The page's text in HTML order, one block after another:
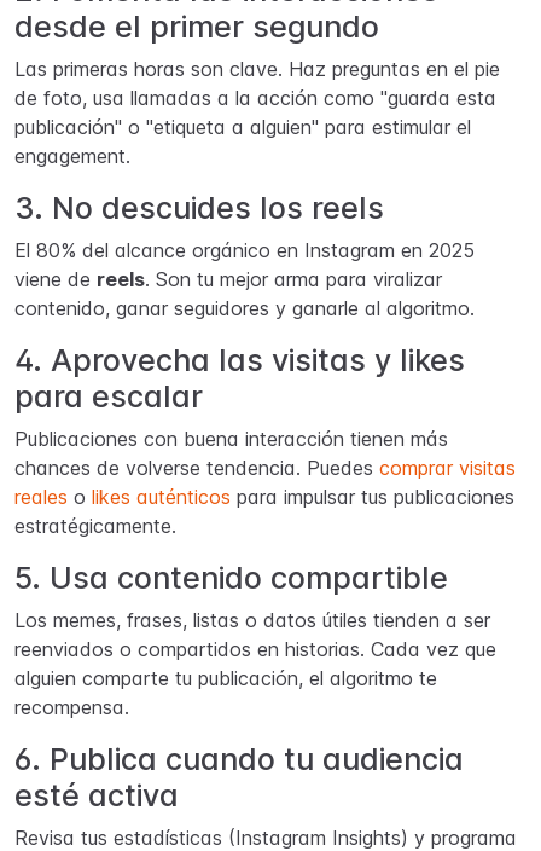
desde el primer segundo
Las primeras horas son clave. Haz preguntas en el pie
de foto, usa llamadas a la acción como "guarda esta
publicación" o "etiqueta a alguien" para estimular el
engagement.
3. No descuides los reels
El 80% del alcance orgánico en Instagram en 2025
viene de reels. Son tu mejor arma para viralizar
contenido, ganar seguidores y ganarle al algoritmo.
4. Aprovecha las visitas y likes
para escalar
Publicaciones con buena interacción tienen más
chances de volverse tendencia. Puedes comprar visitas
reales o likes auténticos para impulsar tus publicaciones
estratégicamente.
5. Usa contenido compartible
Los memes, frases, listas o datos útiles tienden a ser
reenviados o compartidos en historias. Cada vez que
alguien comparte tu publicación, el algoritmo te
recompensa.
6. Publica cuando tu audiencia
esté activa
Revisa tus estadísticas (Instagram Insights) y programa